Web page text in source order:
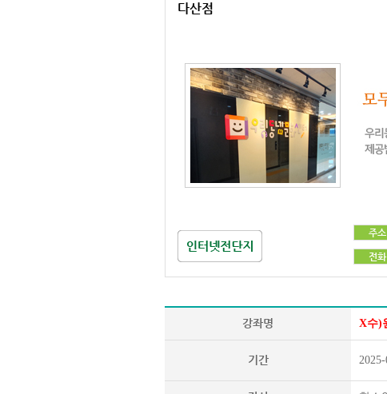
다산점
주소
전화
강좌명 X수)
기간